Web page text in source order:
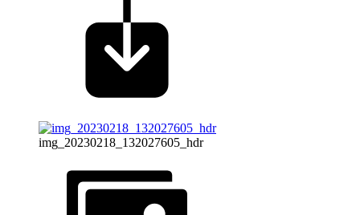
img_20230218_132027605_hdr